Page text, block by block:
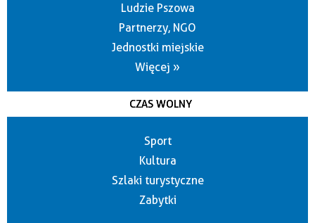
Ludzie Pszowa
Partnerzy, NGO
Jednostki miejskie
Więcej »
CZAS WOLNY
Sport
Kultura
Szlaki turystyczne
Zabytki